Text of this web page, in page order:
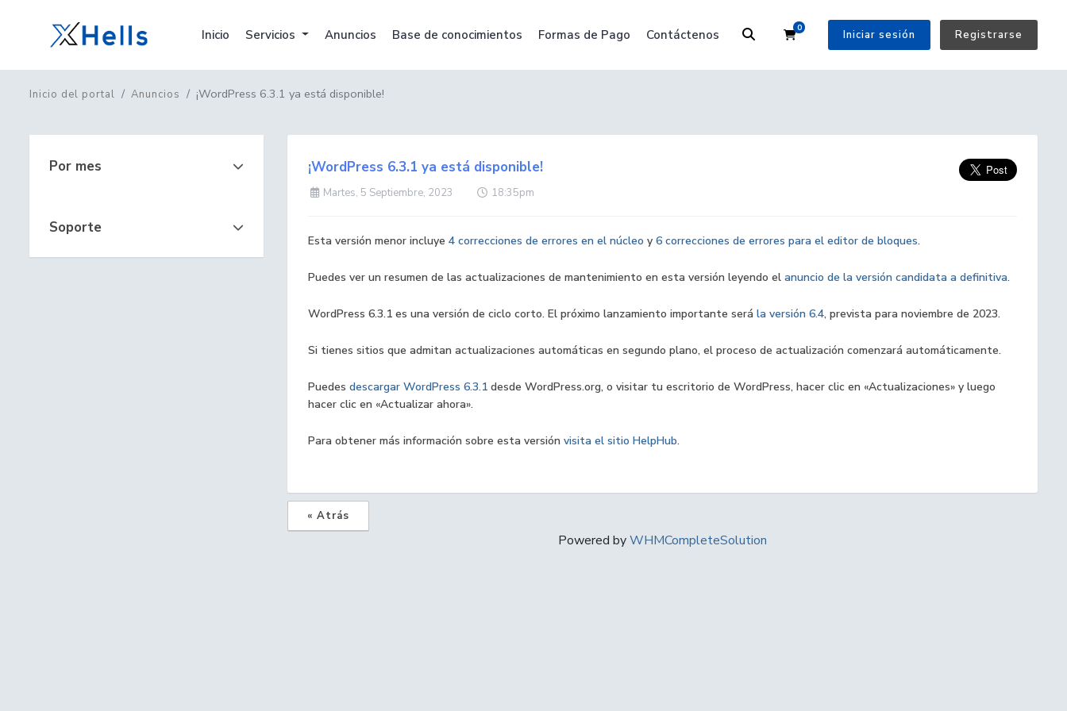
Inicio Servicios Anuncios Base de conocimientos Formas de Pago Contáctenos 0
Carrito Iniciar sesión Registrarse
Inicio del portal Anuncios ¡WordPress 6.3.1 ya está disponible!
Por mes
Soporte
¡WordPress 6.3.1 ya está disponible!
Martes, 5 Septiembre, 2023 18:35pm
Esta versión menor incluye 4 correcciones de errores en el núcleo y 6 correcciones de errores para el editor de bloques.
Puedes ver un resumen de las actualizaciones de mantenimiento en esta versión leyendo el anuncio de la versión candidata a definitiva.
WordPress 6.3.1 es una versión de ciclo corto. El próximo lanzamiento importante será la versión 6.4, prevista para noviembre de 2023.
Si tienes sitios que admitan actualizaciones automáticas en segundo plano, el proceso de actualización comenzará automáticamente.
Puedes descargar WordPress 6.3.1 desde WordPress.org, o visitar tu escritorio de WordPress, hacer clic en «Actualizaciones» y luego
hacer clic en «Actualizar ahora».
Para obtener más información sobre esta versión visita el sitio HelpHub.
« Atrás
Powered byWHMCompleteSolution